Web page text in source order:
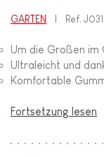
GARTEN Ref.
Um die Großen im
Ultraleicht und
Komfortable
Fortsetzung lesen